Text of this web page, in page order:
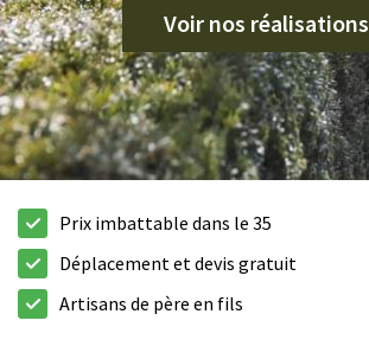
Voir nos réalisations
Prix imbattable dans le 35
Déplacement et devis gratuit
Artisans de père en fils